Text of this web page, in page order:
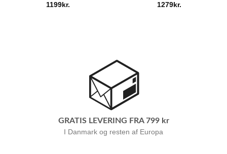
1199 kr.
1279kr.
GRATIS LEVERING FRA 799 kr
I Danmark og resten af Europa